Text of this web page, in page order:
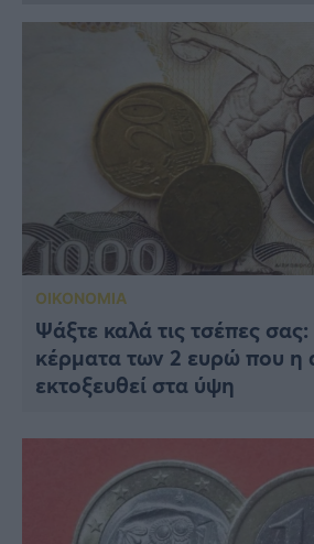
ΟΙΚΟΝΟΜΙΑ
Ψάξτε καλά τις τσέπες
κέρματα των 2 ευρώ που η
εκτοξευθεί στα ύψη